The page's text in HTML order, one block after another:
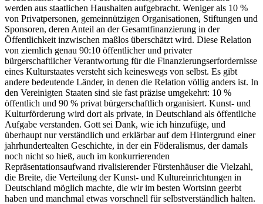
werden aus staatlichen Haushalten aufgebracht. Weniger als 10 %
von Privatpersonen, gemeinnützigen Organisationen, Stiftungen und
Sponsoren, deren Anteil an der Gesamtfinanzierung in der
Öffentlichkeit inzwischen maßlos überschätzt wird. Diese Relation
von ziemlich genau 90:10 öffentlicher und privater
bürgerschaftlicher Verantwortung für die Finanzierungserfordernisse
eines Kulturstaates versteht sich keineswegs von selbst. Es gibt
andere bedeutende Länder, in denen die Relation völlig anders ist. In
den Vereinigten Staaten sind sie fast präzise umgekehrt: 10 %
öffentlich und 90 % privat bürgerschaftlich organisiert. Kunst- und
Kulturförderung wird dort als private, in Deutschland als öffentliche
Aufgabe verstanden. Gott sei Dank, wie ich hinzufüge, und
überhaupt nur verständlich und erklärbar auf dem Hintergrund einer
jahrhundertealten Geschichte, in der ein Föderalismus, der damals
noch nicht so hieß, auch im konkurrierenden
Repräsentationsaufwand rivalisierender Fürstenhäuser die Vielzahl,
die Breite, die Verteilung der Kunst- und Kultureinrichtungen in
Deutschland möglich machte, die wir im besten Wortsinn geerbt
haben und manchmal etwas vorschnell für selbstverständlich halten.